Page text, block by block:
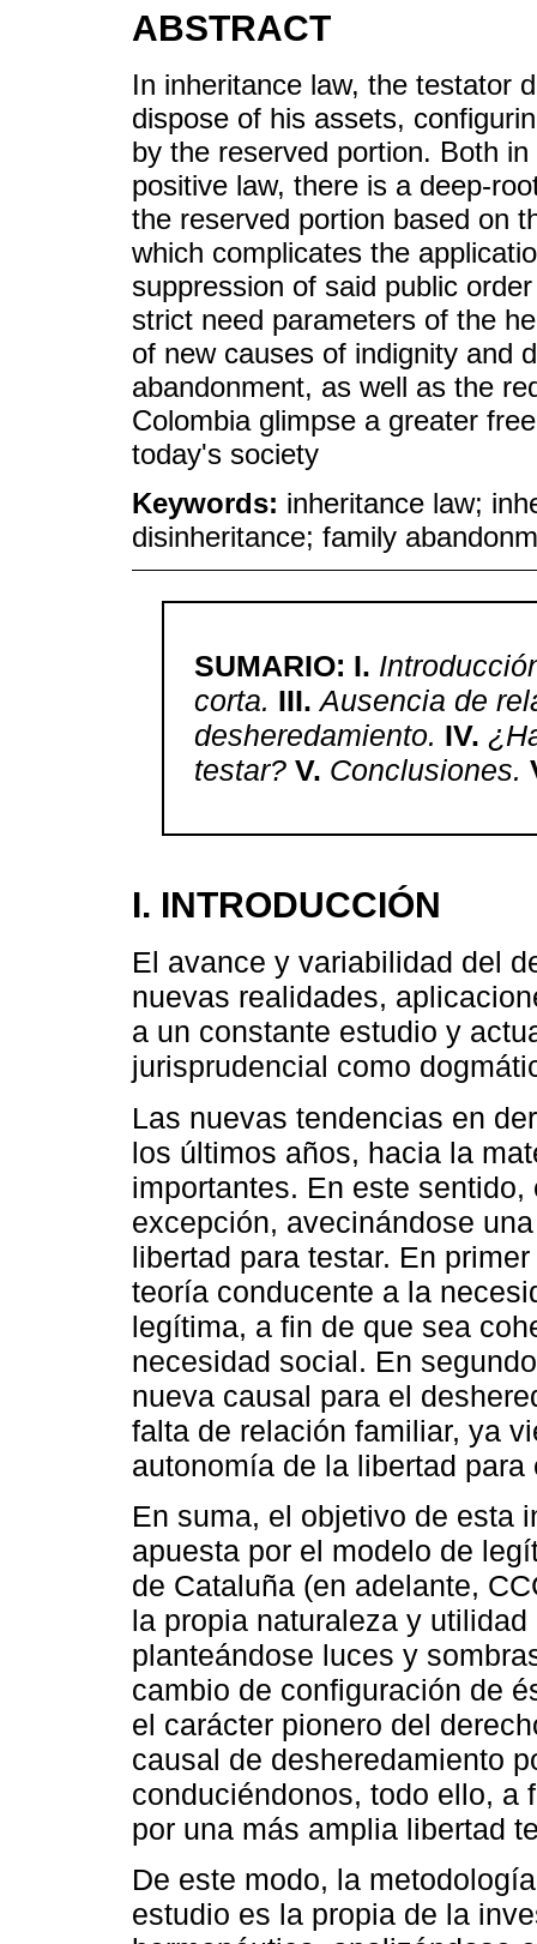
ABSTRACT
In inheritance law, the testator
dispose of his assets,
by the reserved portion. Both
positive law, there is a deep-
the reserved portion based on
which complicates the
suppression of said public
strict need parameters of the
of new causes of indignity and
abandonment, as well as the
Colombia glimpse a greater
today's society
Keywords: inheritance law;
disinheritance; family
SUMARIO: I.
corta. III. Ausencia de
desheredamiento. IV.
testar? V. Conclusiones.
I. INTRODUCCIÓN
El avance y variabilidad del
nuevas realidades,
a un constante estudio y
jurisprudencial como
Las nuevas tendencias en
los últimos años, hacia la
importantes. En este
excepción, avecinándose
libertad para testar. En
teoría conducente a la
legítima, a fin de que sea
necesidad social. En
nueva causal para el
falta de relación familiar, ya
autonomía de la libertad para
En suma, el objetivo de esta
apuesta por el modelo de
de Cataluña (en adelante,
la propia naturaleza y
planteándose luces y
cambio de configuración de
el carácter pionero del
causal de desheredamiento
conduciéndonos, todo ello, a
por una más amplia libertad
De este modo, la
estudio es la propia de la